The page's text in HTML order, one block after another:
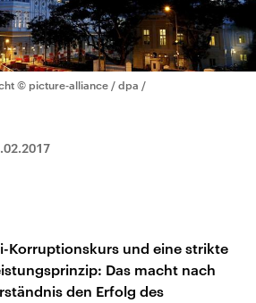
© picture-alliance / dpa /
Korruptionskurs und eine strikte
Das macht nach
den Erfolg des